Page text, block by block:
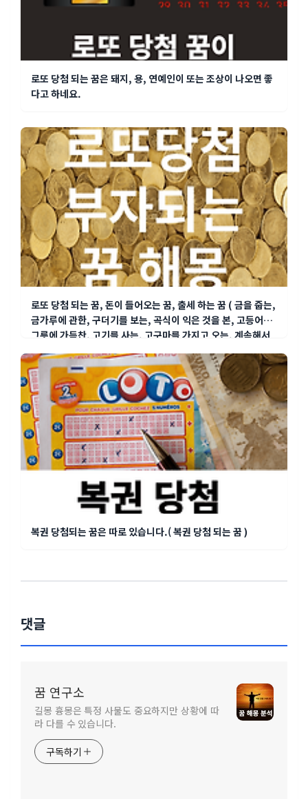
로또 당첨 되는 꿈은 돼지, 용, 연예인이 또는 조상이 나오면 좋
다고 하네요.
로또 당첨 되는 꿈, 돈이 들어오는 꿈, 출세 하는 꿈 ( 금을 줍는,
금가루에 관한, 구더기를 보는, 곡식이 익은 것을 본, 고등어가
그릇에 가득찬, 고기를 사는, 고구마를 가지고 오는, 계속해서
..
복권 당첨되는 꿈은 따로 있습니다.( 복권 당첨 되는 꿈 )
댓글
꿈 연구소
길몽 흉몽은 특정 사물도 중요하지만 상황에 따
라 다를 수 있습니다.
구독하기